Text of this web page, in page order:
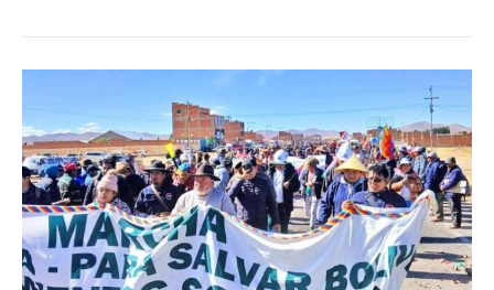
Ley
1720
no
calma
a
movilizados;